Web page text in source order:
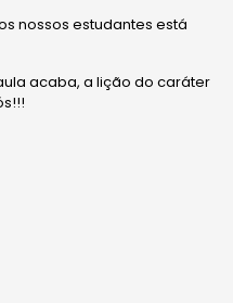
nossos estudantes está
acaba, a lição do caráter